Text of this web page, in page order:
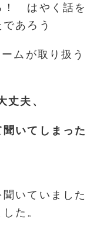
！ はやく話を
あろう
ムが取り扱う
丈夫、
いてしまった
いていました
た。